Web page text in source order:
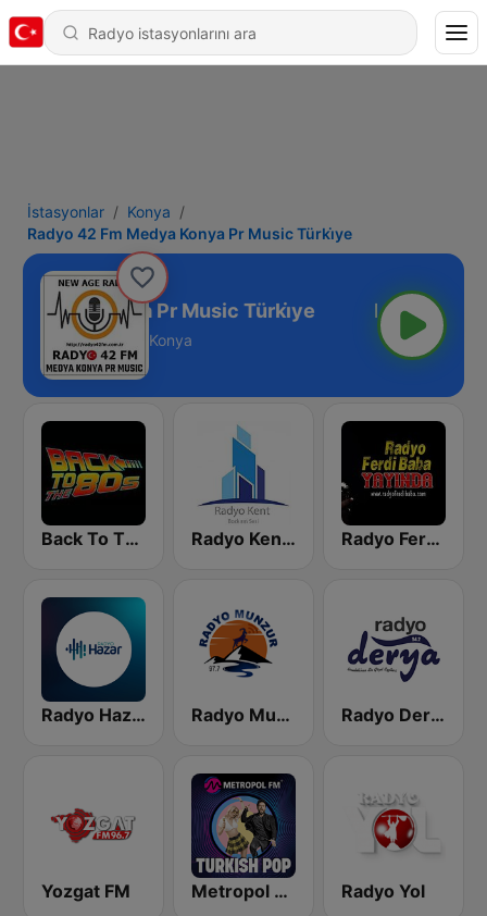
İstasyonlar
Konya
Radyo 42 Fm Medya Konya Pr Music Türki̇ye
Medya Konya Pr Music Türki̇ye
Konya
Back To The 80's Radio Radyo Kent Kirsehir Radyo Ferdibaba
Radyo Hazar Radyo Munzur Radyo Derya
Yozgat FM Metropol FM - Turkish POP Radyo Yol